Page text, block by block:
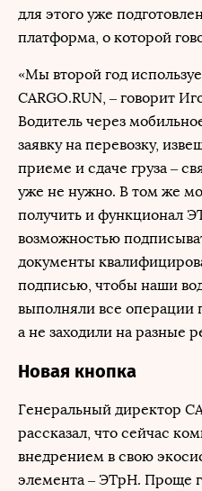
для этого уже
платформа, о которой
«Мы второй год
CARGO.RUN, – говорит
Водитель через
заявку на перевозку,
приеме и сдаче груза –
уже не нужно. В том же
получить и функционал
возможностью
документы
подписью, чтобы наши
выполняли все операции
а не заходили на разные
Новая кнопка
Генеральный директор
рассказал, что сейчас
внедрением в свою
элемента – ЭТрН. Проще